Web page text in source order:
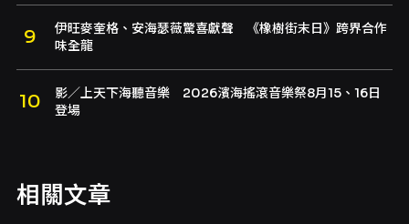
伊旺麥奎格、安海瑟薇驚喜獻聲 《橡樹街末日》跨界合作
味全龍
影／上天下海聽音樂 2026濱海搖滾音樂祭8月15、16日
登場
相關文章